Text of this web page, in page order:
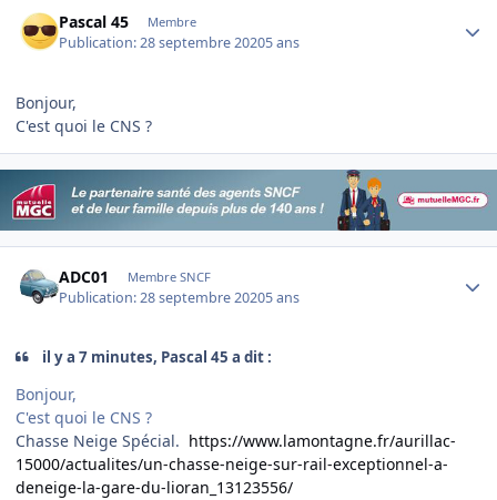
Pascal 45 Membre
Publication:28 septembre 20205 ans
Bonjour,
C'est quoi le CNS ?
ADC01 Membre SNCF
Publication:28 septembre 20205 ans
il y a 7 minutes, Pascal 45 a dit :
Bonjour,
C'est quoi le CNS ?
Chasse Neige Spécial. https://www.lamontagne.fr/aurillac-
15000/actualites/un-chasse-neige-sur-rail-exceptionnel-a-
deneige-la-gare-du-lioran_13123556/